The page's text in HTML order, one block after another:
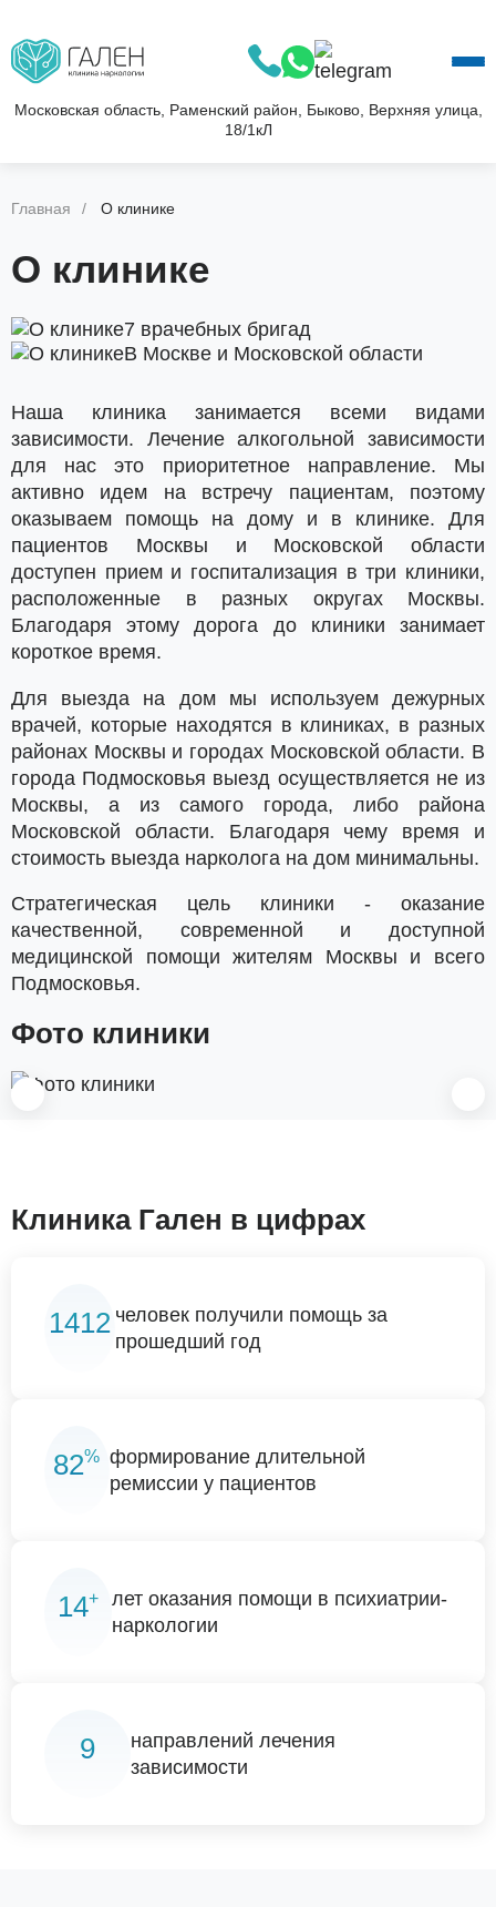
Московская область, Раменский район, Быково, Верхняя улица,
18/1кЛ
О КЛИНИКЕ
УСЛУГИ
Главная О клинике
О клинике
7 врачебных бригад
В Москве и Московской области
Наша клиника занимается всеми видами
зависимости. Лечение алкогольной зависимости
для нас это приоритетное направление. Мы
активно идем на встречу пациентам, поэтому
оказываем помощь на дому и в клинике. Для
пациентов Москвы и Московской области
доступен прием и госпитализация в три клиники,
расположенные в разных округах Москвы.
Благодаря этому дорога до клиники занимает
короткое время.
Для выезда на дом мы используем дежурных
врачей, которые находятся в клиниках, в разных
районах Москвы и городах Московской области. В
города Подмосковья выезд осуществляется не из
Москвы, а из самого города, либо района
Московской области. Благодаря чему время и
стоимость выезда нарколога на дом минимальны.
Стратегическая цель клиники - оказание
качественной, современной и доступной
медицинской помощи жителям Москвы и всего
Подмосковья.
Фото клиники
Клиника Гален в цифрах
1412 человек получили помощь за
прошедший год
82% формирование длительной
ремиссии у пациентов
14+
лет оказания помощи в психиатрии-
наркологии
9
направлений лечения
зависимости